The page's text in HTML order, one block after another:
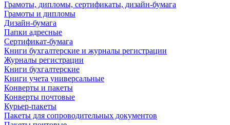
Грамоты, дипломы, сертификаты, дизайн-бумага
Грамоты и дипломы
Дизайн-бумага
Папки адресные
Сертификат-бумага
Книги бухгалтерские и журналы регистрации
Журналы регистрации
Книги бухгалтерские
Книги учета универсальные
Конверты и пакеты
Конверты почтовые
Курьер-пакеты
Пакеты для сопроводительных документов